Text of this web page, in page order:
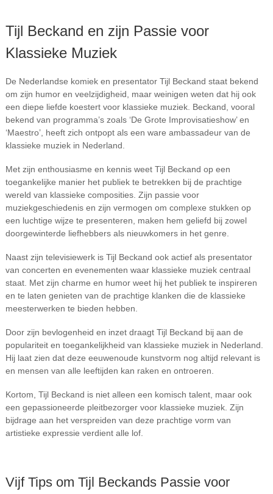
Tijl Beckand en zijn Passie voor
Klassieke Muziek
De Nederlandse komiek en presentator Tijl Beckand staat bekend
om zijn humor en veelzijdigheid, maar weinigen weten dat hij ook
een diepe liefde koestert voor klassieke muziek. Beckand, vooral
bekend van programma’s zoals ‘De Grote Improvisatieshow’ en
‘Maestro’, heeft zich ontpopt als een ware ambassadeur van de
klassieke muziek in Nederland.
Met zijn enthousiasme en kennis weet Tijl Beckand op een
toegankelijke manier het publiek te betrekken bij de prachtige
wereld van klassieke composities. Zijn passie voor
muziekgeschiedenis en zijn vermogen om complexe stukken op
een luchtige wijze te presenteren, maken hem geliefd bij zowel
doorgewinterde liefhebbers als nieuwkomers in het genre.
Naast zijn televisiewerk is Tijl Beckand ook actief als presentator
van concerten en evenementen waar klassieke muziek centraal
staat. Met zijn charme en humor weet hij het publiek te inspireren
en te laten genieten van de prachtige klanken die de klassieke
meesterwerken te bieden hebben.
Door zijn bevlogenheid en inzet draagt Tijl Beckand bij aan de
populariteit en toegankelijkheid van klassieke muziek in Nederland.
Hij laat zien dat deze eeuwenoude kunstvorm nog altijd relevant is
en mensen van alle leeftijden kan raken en ontroeren.
Kortom, Tijl Beckand is niet alleen een komisch talent, maar ook
een gepassioneerde pleitbezorger voor klassieke muziek. Zijn
bijdrage aan het verspreiden van deze prachtige vorm van
artistieke expressie verdient alle lof.
Vijf Tips om Tijl Beckands Passie voor